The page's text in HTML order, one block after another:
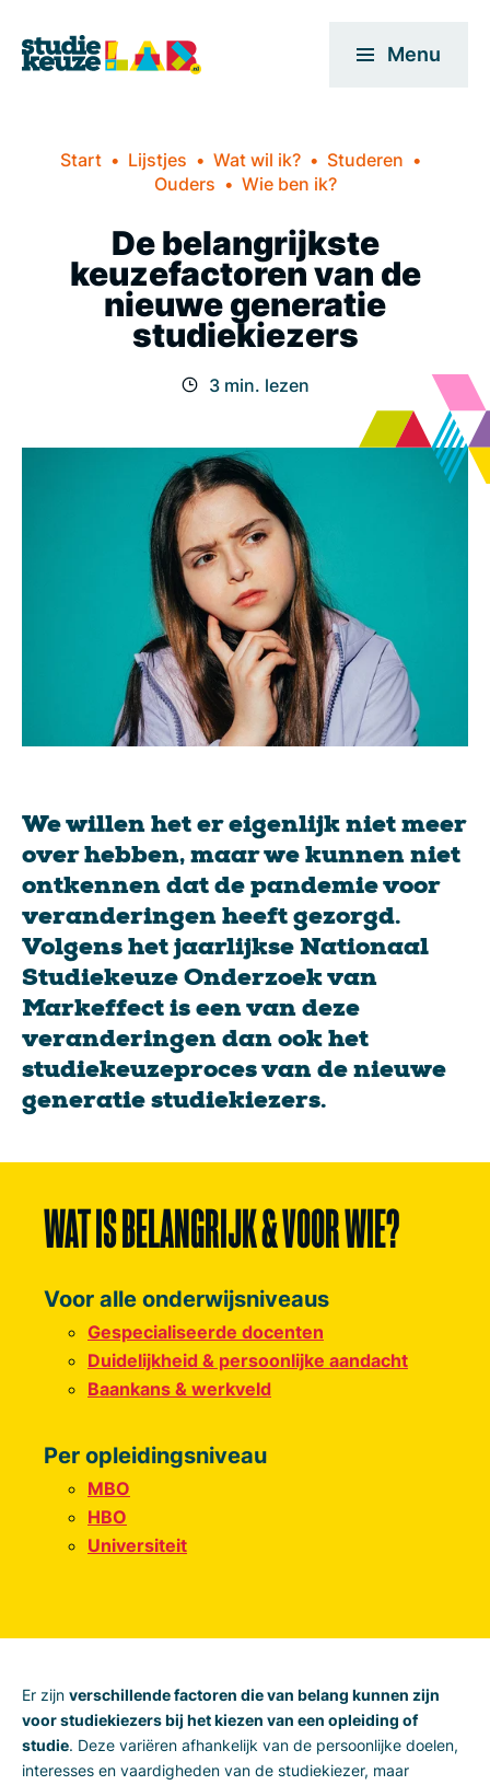
Menu
Start Lijstjes Wat wil ik?
Studeren
Ouders
Wie ben ik?
De belangrijkste
keuzefactoren van de
nieuwe generatie
studiekiezers
3 min. lezen
We willen het er eigenlijk niet meer
over hebben, maar we kunnen niet
ontkennen dat de pandemie voor
veranderingen heeft gezorgd.
Volgens het jaarlijkse Nationaal
Studiekeuze Onderzoek van
Markeffect is een van deze
veranderingen dan ook het
studiekeuzeproces van de nieuwe
generatie studiekiezers.
WAT IS BELANGRIJK & VOOR WIE?
Voor alle onderwijsniveaus
Gespecialiseerde docenten
Duidelijkheid & persoonlijke aandacht
Baankans & werkveld
Per opleidingsniveau
MBO
HBO
Universiteit
Er zijn verschillende factoren die van belang kunnen zijn
voor studiekiezers bij het kiezen van een opleiding of
studie. Deze variëren afhankelijk van de persoonlijke doelen,
interesses en vaardigheden van de studiekiezer, maar